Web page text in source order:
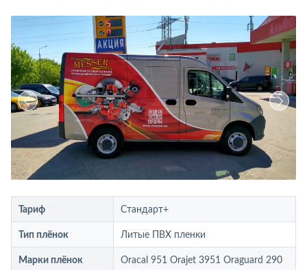
Тариф Стандарт+
Тип плёнок Литые ПВХ пленки
Марки плёнок Oracal 951 Orajet 3951 Oraguard 290